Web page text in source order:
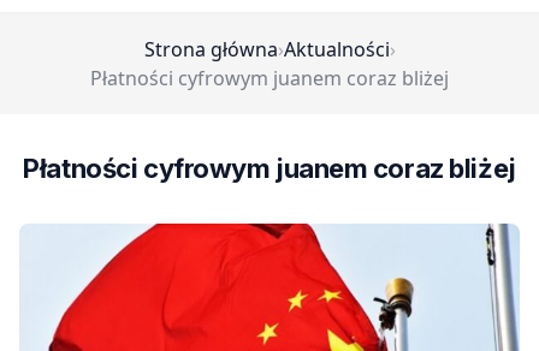
Strona główna›Aktualności›
Płatności cyfrowym juanem coraz bliżej
Płatności cyfrowym juanem coraz bliżej